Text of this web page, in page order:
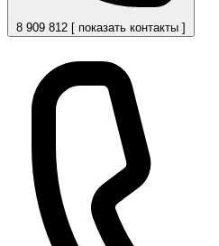
8 909 812 [ показать контакты ]